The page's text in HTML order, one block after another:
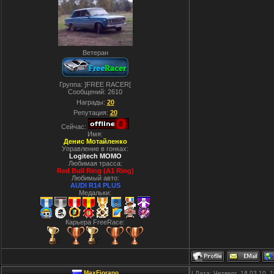
Ветеран
Группа: ]FREE RACER[
Сообщений: 2610
Награды: 20
Репутация: 20
Сейчас:
Имя:
Денис Мотайленко
Управление в гонках:
Logitech MOMO
Любимая трасса:
Red Bull Ring (A1 Ring)
Любимый авто:
AUDI R14 PLUS
Медальки:
Карьера FreeRace:
MaxFiorano